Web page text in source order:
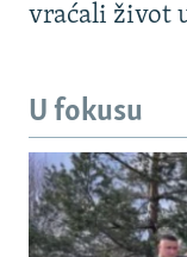
vraćali život
U fokusu